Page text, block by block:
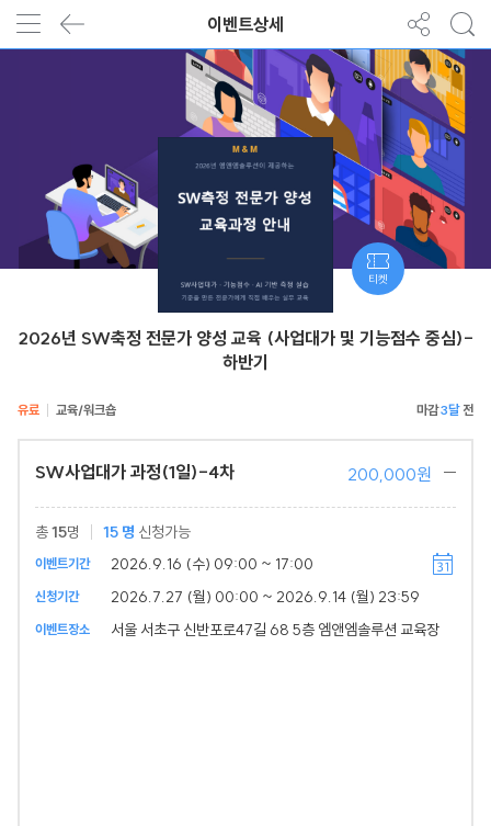
이벤트상세
2026년 SW축정 전문가 양성 교육 (사업대가 및 기능점수 중심)-
하반기
유료 교육/워크숍 3달
SW사업대가 과정(1일)-4차 200,000원
총15명 15 명 신청가능
이벤트기간 2026.9.16 (수) 09:00 ~ 17:00
신청기간 2026.7.27 (월) 00:00 ~ 2026.9.14 (월) 23:59
이벤트장소 서울 서초구 신반포로47길 68 5층 엠앤엠솔루션 교육장
티켓